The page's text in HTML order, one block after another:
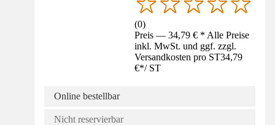
(0)
Preis — 34,79 € * Alle Preise
inkl. MwSt. und ggf. zzgl.
Versandkosten pro ST34,79
€*/ ST
Online bestellbar
Nicht reservierbar